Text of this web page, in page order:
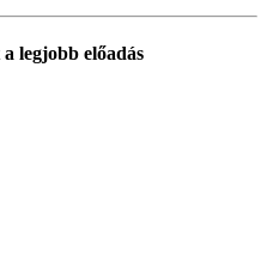
legjobb előadás